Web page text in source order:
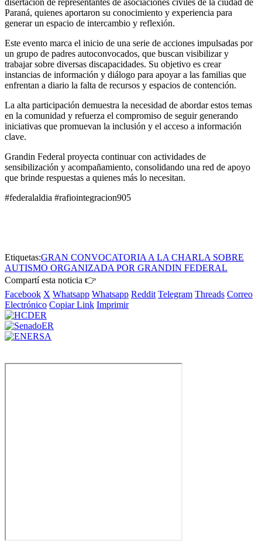
Paraná, quienes aportaron su conocimiento y experiencia para
generar un espacio de intercambio y reflexión.
Este evento marca el inicio de una serie de acciones impulsadas por
un grupo de padres autoconvocados, que buscan visibilizar y
trabajar sobre diversas discapacidades. Su objetivo es crear
instancias de información y diálogo para apoyar a las familias que
enfrentan a diario la falta de recursos y espacios de contención.
La alta participación demuestra la necesidad de abordar estos temas
en la comunidad y refuerza el compromiso de seguir generando
iniciativas que promuevan la inclusión y el acceso a información
clave.
Grandin Federal proyecta continuar con actividades de
sensibilización y acompañamiento, consolidando una red de apoyo
que brinde respuestas a quienes más lo necesitan.
#federalaldia #rafiointegracion905
Etiquetas:GRAN CONVOCATORIA A LA CHARLA SOBRE
AUTISMO ORGANIZADA POR GRANDIN FEDERAL
Compartí esta noticia 👉
Facebook X Whatsapp Whatsapp Reddit Telegram Threads Correo
Electrónico Copiar Link Imprimir